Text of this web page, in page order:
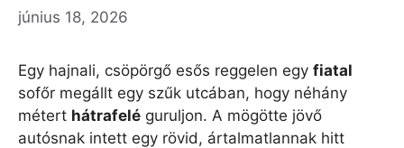
június 18, 2026
Egy hajnali, csöpörgő esős reggelen egy fiatal
sofőr megállt egy szűk utcában, hogy néhány
métert hátrafelé guruljon. A mögötte jövő
autósnak intett egy rövid, ártalmatlannak hitt